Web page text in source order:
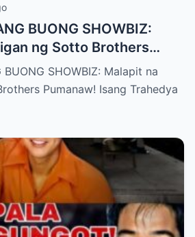
BUONG SHOWBIZ:
ng Sotto Brothers
Trahedya na Yumanig sa
Tagahanga, at Mga
ng Katapatan,
ng Bansa”
BUONG SHOWBIZ: Malapit na
Pumanaw! Isang Trahedya